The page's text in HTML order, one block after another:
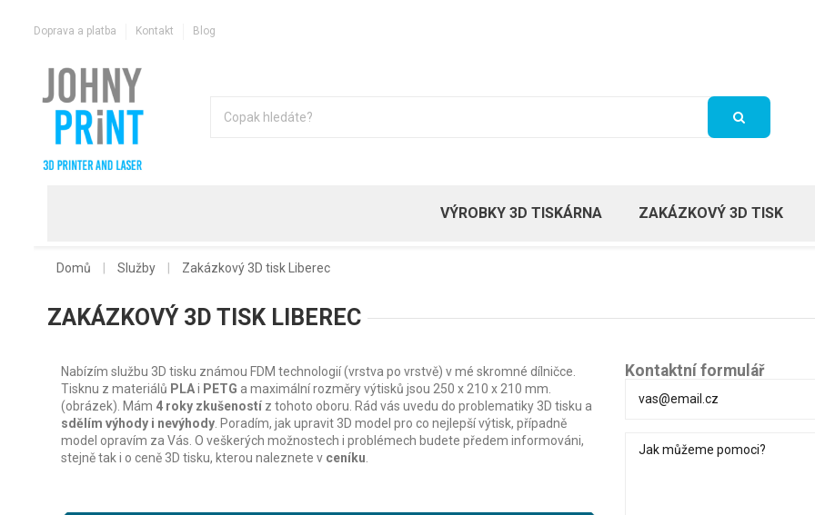
Doprava a platba Kontakt Blog
VÝROBKY 3D TISKÁRNA ZAKÁZKOVÝ 3D TISK
Domů Služby Zakázkový 3D tisk Liberec
ZAKÁZKOVÝ 3D TISK LIBEREC
Nabízím službu 3D tisku známou FDM technologií (vrstva po vrstvě) v mé skromné dílničce.
Tisknu z materiálů PLAi PETG a maximální rozměry výtisků jsou 250 x 210 x 210 mm.
(obrázek). Mám 4 roky zkušeností z tohoto oboru. Rád vás uvedu do problematiky 3D tisku a
sdělím výhody i nevýhody . Poradím, jak upravit 3D model pro co nejlepší výtisk, případně
model opravím za Vás. O veškerých možnostech i problémech budete předem informováni,
stejně tak i o ceně 3D tisku, kterou naleznete v ceníku
Kontaktní formulář